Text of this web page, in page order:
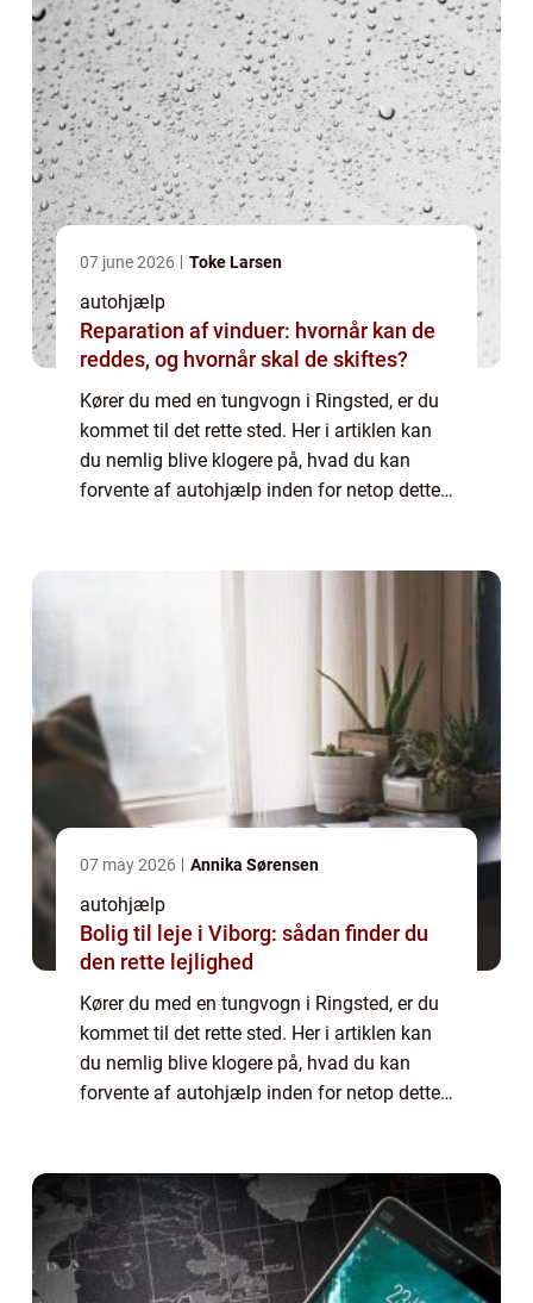
07 june 2026 Toke Larsen
autohjælp
Reparation af vinduer: hvornår kan de
reddes, og hvornår skal de skiftes?
Kører du med en tungvogn i Ringsted, er du
kommet til det rette sted. Her i artiklen kan
du nemlig blive klogere på, hvad du kan
forvente af autohjælp inden for netop dette
07 may 2026 Annika Sørensen
autohjælp
Bolig til leje i Viborg: sådan finder du
den rette lejlighed
Kører du med en tungvogn i Ringsted, er du
kommet til det rette sted. Her i artiklen kan
du nemlig blive klogere på, hvad du kan
forvente af autohjælp inden for netop dette